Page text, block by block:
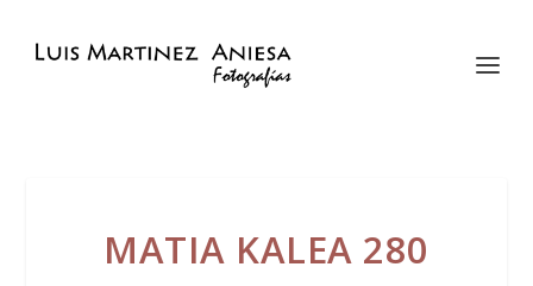
MATIA KALEA 280